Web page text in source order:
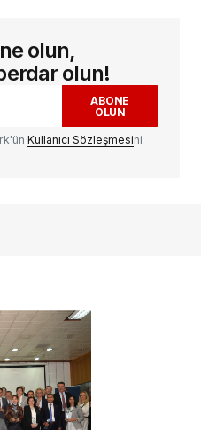
kullanılması için
ve site adresim bu
olun,
olun!
ABONE
OLUN
Kullanıcı Sözleşmesini